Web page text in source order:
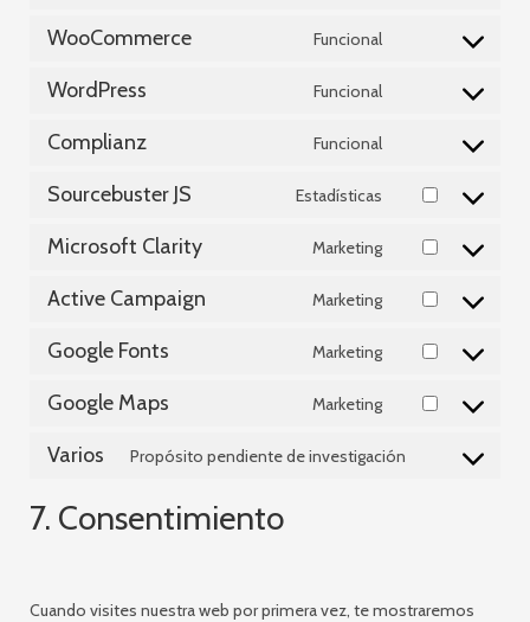
WooCommerce Funcional
WordPress Funcional
Complianz Funcional
Sourcebuster JS Estadísticas
Microsoft Clarity Marketing
Active Campaign Marketing
Google Fonts Marketing
Google Maps Marketing
Varios Propósito pendiente de investigación
7. Consentimiento
Cuando visites nuestra web por primera vez, te mostraremos